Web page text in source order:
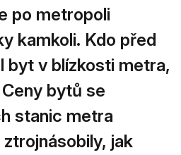
po metropoli
kamkoli. Kdo před
byt v blízkosti metra,
bytů se
stanic metra
jak